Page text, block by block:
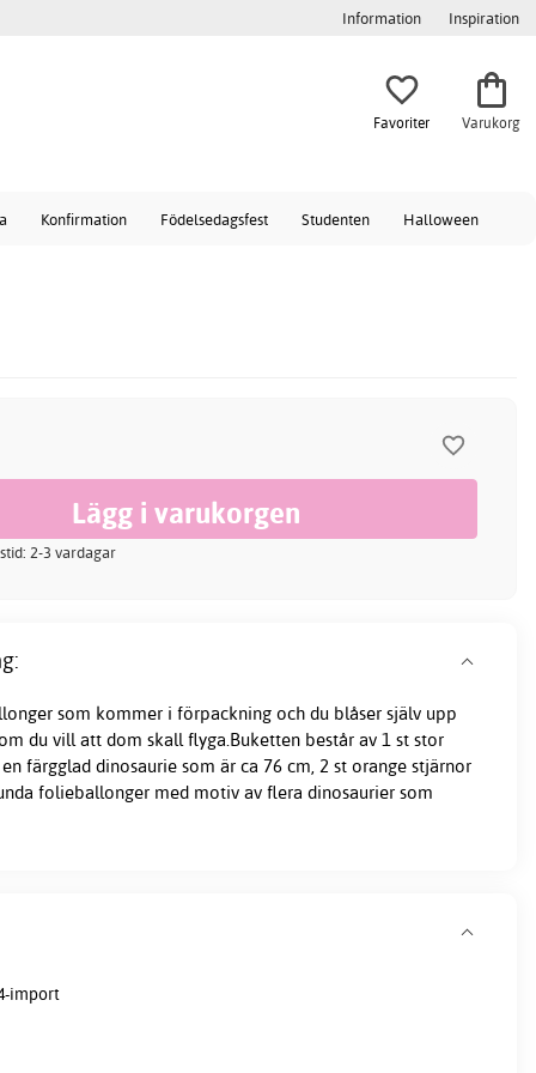
Information Inspiration
Favoriter Varukorg
Konfirmation Födelsedagsfest Studenten Halloween
2-3 vardagar
som kommer i förpackning och du blåser själv upp
du vill att dom skall flyga.Buketten består av 1 st stor
färgglad dinosaurie som är ca 76 cm, 2 st orange stjärnor
folieballonger med motiv av flera dinosaurier som
import